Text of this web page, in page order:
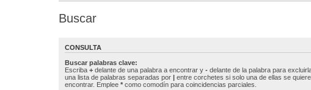
Buscar
CONSULTA
Buscar palabras clave:
Escriba + delante de una palabra a encontrar y - delante de la palabra para
una lista de palabras separadas por | entre corchetes si solo una de ellas se quiere
encontrar. Emplee * como comodín para coincidencias parciales.